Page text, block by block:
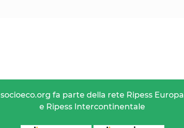
socioeco.org fa parte della rete Ripess Europa
e Ripess Intercontinentale